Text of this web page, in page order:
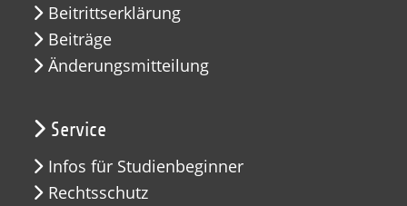
Beitrittserklärung
Beiträge
Änderungsmitteilung
Service
Infos für Studienbeginner
Rechtsschutz